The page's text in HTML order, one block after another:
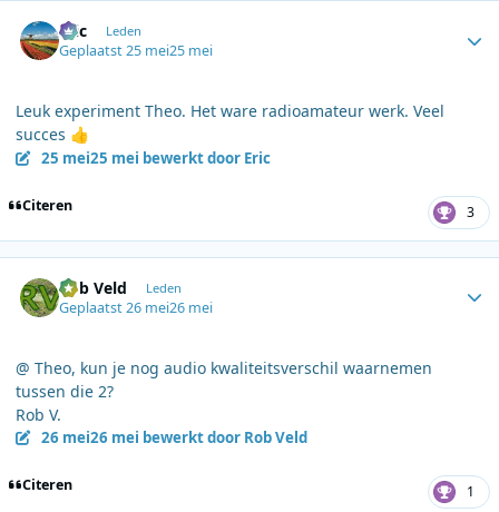
Eric Leden
Geplaatst25 mei25 mei
Leuk experiment Theo. Het ware radioamateur werk. Veel
succes 👍
25 mei25 mei bewerkt door Eric
Citeren 3
Rob Veld Leden
Geplaatst26 mei26 mei
@ Theo, kun je nog audio kwaliteitsverschil waarnemen
tussen die 2?
Rob V.
26 mei26 mei bewerkt door Rob Veld
Citeren 1